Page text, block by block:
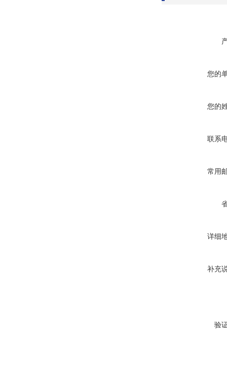
您的
您的
联系
常用
详细
补充
验